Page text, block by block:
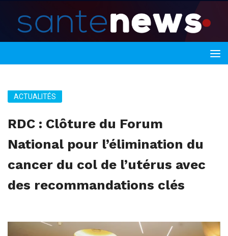
ACTUALITÉS
RDC : Clôture du Forum
National pour l’élimination du
cancer du col de l’utérus avec
des recommandations clés